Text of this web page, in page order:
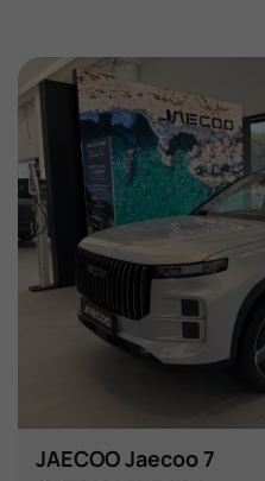
JAECOO Jaecoo 7